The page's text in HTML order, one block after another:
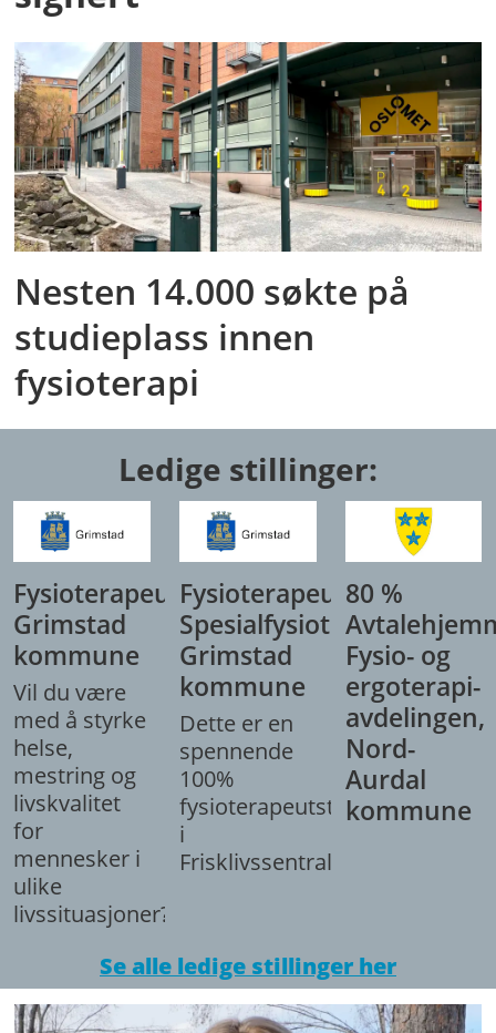
Nesten 14.000 søkte på
studieplass innen
fysioterapi
Ledige stillinger:
Fysioterapeut,
Grimstad
kommune
Vil du være
med å styrke
helse,
mestring og
livskvalitet
for
mennesker i
ulike
livssituasjoner?
Fysioterapeut/
Spesialfysioterapeut,
Grimstad
kommune
Dette er en
spennende
100%
fysioterapeutstilling
i
Frisklivssentralen.
80 %
Fysio- og
ergoterapi-
avdelingen,
Nord-
Aurdal
kommune
Se alle ledige stillinger her